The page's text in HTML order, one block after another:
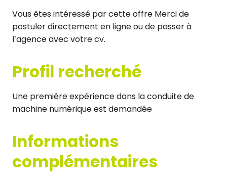
Vous êtes intéressé par cette offre Merci de
postuler directement en ligne ou de passer à
l’agence avec votre cv.
Profil recherché
Une premiére expérience dans la conduite de
machine numérique est demandée
Informations
complémentaires